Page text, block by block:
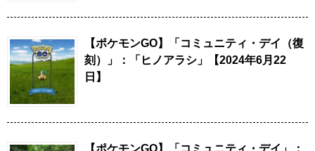
【ポケモンGO】「コミュニティ・デイ（復
刻）」：「ヒノアラシ」【2024年6月22
日】